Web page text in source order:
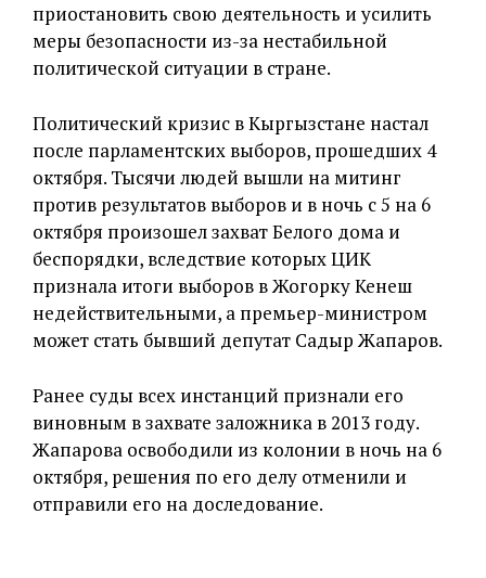
приостановить свою деятельность и усилить
меры безопасности из-за нестабильной
политической ситуации в стране.
Политический кризис в Кыргызстане настал
после парламентских выборов, прошедших 4
октября. Тысячи людей вышли на митинг
против результатов выборов и в ночь с 5 на 6
октября произошел захват Белого дома и
беспорядки, вследствие которых ЦИК
признала итоги выборов в Жогорку Кенеш
недействительными, а премьер-министром
может стать бывший депутат Садыр Жапаров.
Ранее суды всех инстанций признали его
виновным в захвате заложника в 2013 году.
Жапарова освободили из колонии в ночь на 6
октября, решения по его делу отменили и
отправили его на доследование.